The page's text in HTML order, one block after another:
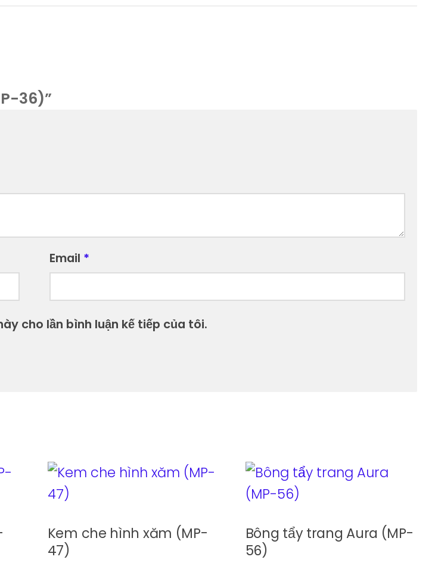
36)”
Email *
cho lần bình luận kế tiếp của tôi.
Kem che hình xăm (MP-
47)
Bông tẩy trang Aura (MP-
56)